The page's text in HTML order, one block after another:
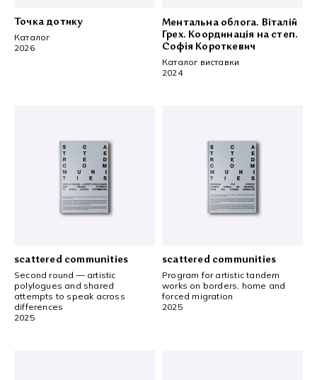
Точка дотику
Каталог
2026
Ментальна облога. Віталій
Грех. Координація на степ.
Софія Короткевич
Каталог виставки
2024
scattered communities
Second round — artistic
polylogues and shared
attempts to speak across
differences
2025
scattered communities
Program for artistic tandem
works on borders, home and
forced migration
2025